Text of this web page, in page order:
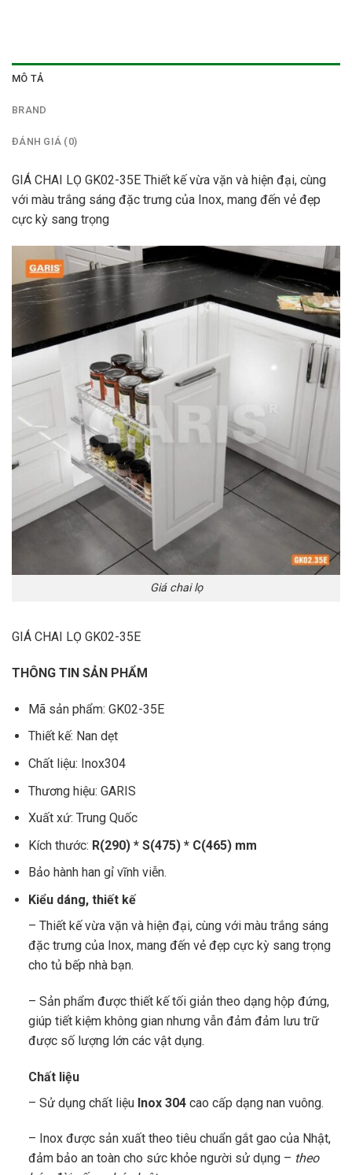
MÔ TẢ
BRAND
ĐÁNH GIÁ (0)
GIÁ CHAI LỌ GK02-35E Thiết kế vừa vặn và hiện đại, cùng
với màu trắng sáng đặc trưng của Inox, mang đến vẻ đẹp
cực kỳ sang trọng
Giá chai lọ
GIÁ CHAI LỌ GK02-35E
THÔNG TIN SẢN PHẨM
Mã sản phẩm: GK02-35E
Thiết kế: Nan dẹt
Chất liệu: Inox304
Thương hiệu: GARIS
Xuất xứ: Trung Quốc
Kích thước: R(290) * S(475) * C(465) mm
Bảo hành han gỉ vĩnh viễn.
Kiểu dáng, thiết kế
– Thiết kế vừa vặn và hiện đại, cùng với màu trắng sáng
đặc trưng của Inox, mang đến vẻ đẹp cực kỳ sang trọng
cho tủ bếp nhà bạn.
– Sản phẩm được thiết kế tối giản theo dạng hộp đứng,
giúp tiết kiệm không gian nhưng vẫn đảm đảm lưu trữ
được số lượng lớn các vật dụng.
Chất liệu
– Sử dụng chất liệu Inox 304cao cấp dạng nan vuông.
– Inox được sản xuất theo tiêu chuẩn gắt gao của Nhật,
đảm bảo an toàn cho sức khỏe người sử dụng – theo